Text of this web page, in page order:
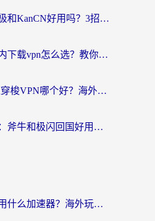
海外党必看：云极和KanCN好用吗？3招教你选对回国加速器（附免费VPN避坑指南）
海外党必看：国内下载vpn怎么选？教你无缝访问国内资源的实用指南
Quickback和极速穿梭VPN哪个好？海外党亲测3招选对回国加速器，看这篇就够了
海外党避坑指南：斧牛和极闪回国好用吗？选对加速器才能无缝刷剧玩游戏
苹果打永劫无间用什么加速器？海外玩家亲测有效的国服游戏加速指南